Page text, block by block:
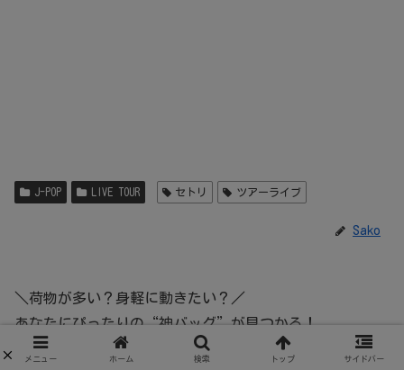
J-POP LIVE TOUR セトリ ツアーライブ
Sako
＼荷物が多い？身軽に動きたい？／
あなたにぴったりの“神バッグ”が見つかる！
実際に使ってみた！おすすめ厳選バッグ5選
メニュー ホーム 検索 トップ サイドバー